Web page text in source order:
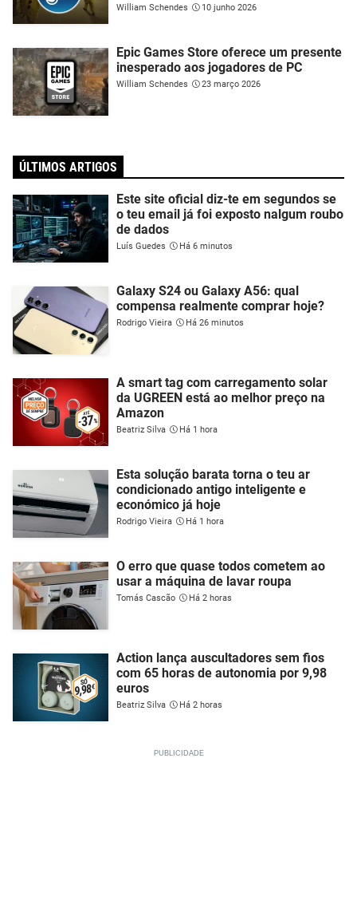
William Schendes 10 junho 2026
Epic Games Store oferece um presente
inesperado aos jogadores de PC
William Schendes 23 março 2026
ÚLTIMOS ARTIGOS
Este site oficial diz-te em segundos se
o teu email já foi exposto nalgum roubo
de dados
Luís Guedes Há 6 minutos
Galaxy S24 ou Galaxy A56: qual
compensa realmente comprar hoje?
Rodrigo Vieira Há 26 minutos
A smart tag com carregamento solar
da UGREEN está ao melhor preço na
Amazon
Beatriz Silva Há 1 hora
Esta solução barata torna o teu ar
condicionado antigo inteligente e
económico já hoje
Rodrigo Vieira Há 1 hora
O erro que quase todos cometem ao
usar a máquina de lavar roupa
Tomás Cascão Há 2 horas
Action lança auscultadores sem fios
com 65 horas de autonomia por 9,98
euros
Beatriz Silva Há 2 horas